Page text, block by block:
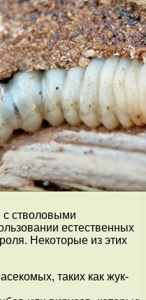
с стволовыми
естественных
Некоторые из этих
таких как жук-